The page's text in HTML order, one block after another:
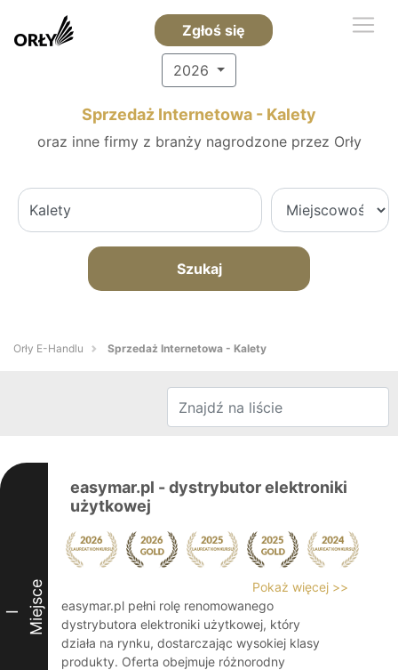
Zgłoś się
2026
Sprzedaż Internetowa - Kalety
oraz inne firmy z branży nagrodzone przez Orły
Szukaj
Orły E-Handlu Sprzedaż Internetowa - Kalety
I Miejsce
easymar.pl - dystrybutor elektroniki
użytkowej
Pokaż więcej >>
easymar.pl pełni rolę renomowanego
dystrybutora elektroniki użytkowej, który
działa na rynku, dostarczając wysokiej klasy
produkty. Oferta obejmuje różnorodny